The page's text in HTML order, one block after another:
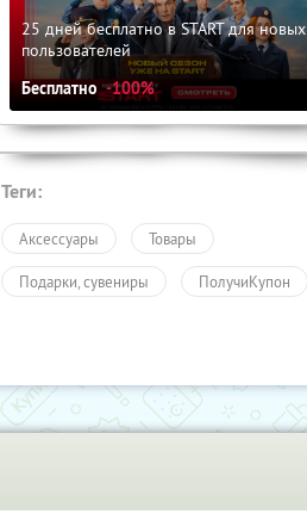
25 дней бесплатно в START для новых
пользователей
Бесплатно -100%
Теги:
Аксессуары Товары
Подарки, сувениры ПолучиКупон